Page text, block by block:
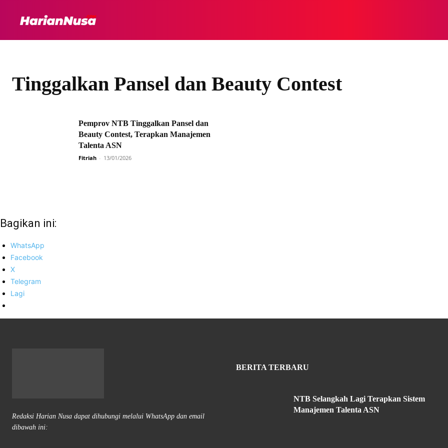
Tinggalkan Pansel dan Beauty Contest
Pemprov NTB Tinggalkan Pansel dan
Beauty Contest, Terapkan Manajemen
Talenta ASN
Fitriah - 13/01/2026
Bagikan ini:
WhatsApp
Facebook
X
Telegram
Lagi
Redaksi Harian Nusa dapat dihubungi melalui WhatsApp dan email
dibawah ini:
BERITA TERBARU
NTB Selangkah Lagi Terapkan Sistem
Manajemen Talenta ASN